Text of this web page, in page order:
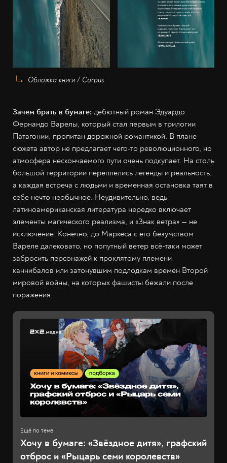
Обложка книги / Corpus
Зачем брать в бумаге: дебютный роман Эдуардо
Фернандо Варелы, который стал первым в трилогии
Патагонии, пропитан дорожной романтикой. В плане
сюжета автор не предлагает чего-то революционного, но
атмосфера нескончаемого пути очень подкупает. На столь
большой территории переплелись легенды и реальность,
а каждая встреча с людьми и временная остановка таят в
себе нечто необычное. Неудивительно, ведь
латиноамериканская литература нередко включает
элементы магического реализма, и «Знак ветра» — не
исключение. Конечно, до Маркеса с его безумством
Вареле далековато, но попутный ветер всё-таки может
забросить персонажей к проклятому племени
каннибалов или затонувшим подлодкам времён Второй
мировой войны, на которых фашисты бежали после
поражения.
Хочу в бумаге: «Звёздное дитя», графский
отброс и «Рыцарь семи королевств»